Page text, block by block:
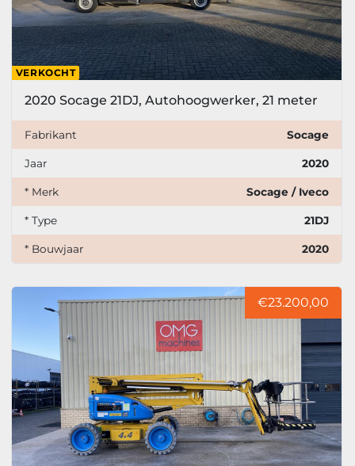
VERKOCHT
2020 Socage 21DJ, Autohoogwerker, 21 meter
Fabrikant Socage
Jaar 2020
* Merk Socage / Iveco
* Type 21DJ
* Bouwjaar 2020
€23.200,00